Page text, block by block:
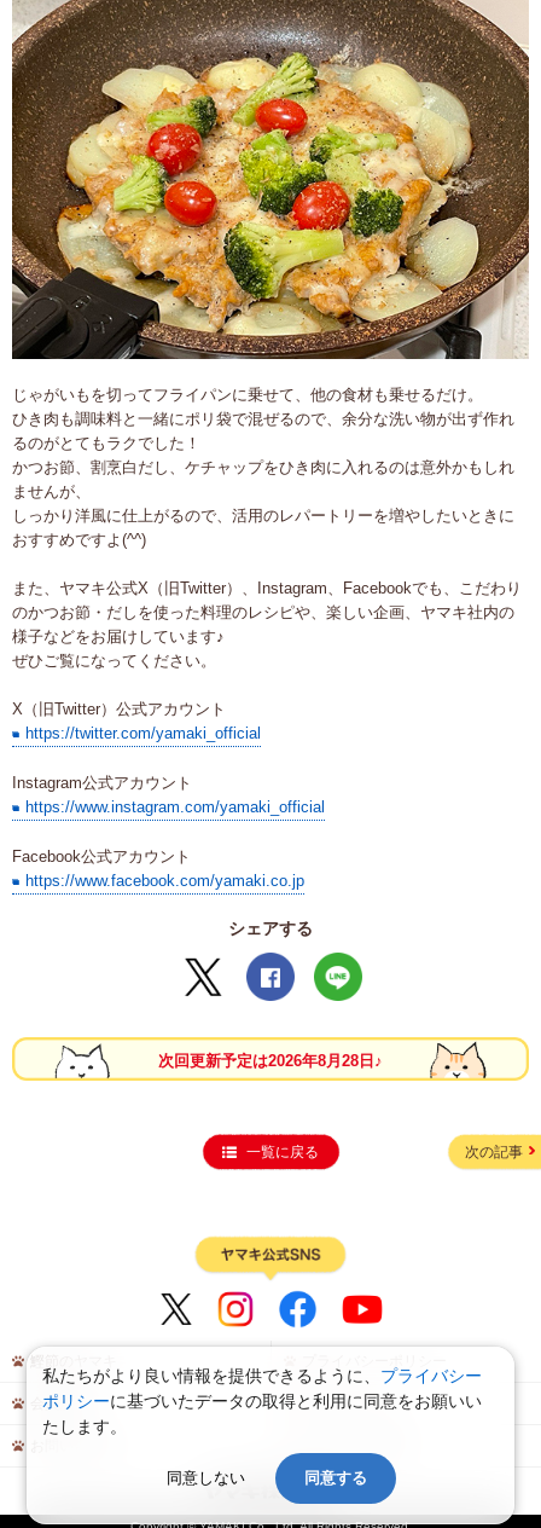
じゃがいもを切ってフライパンに乗せて、他の食材も乗せるだけ。
ひき肉も調味料と一緒にポリ袋で混ぜるので、余分な洗い物が出ず作れ
るのがとてもラクでした！
かつお節、割烹白だし、ケチャップをひき肉に入れるのは意外かもしれ
ませんが、
しっかり洋風に仕上がるので、活用のレパートリーを増やしたいときに
おすすめですよ(^^)
また、ヤマキ公式X（旧Twitter）、Instagram、Facebookでも、こだわり
のかつお節・だしを使った料理のレシピや、楽しい企画、ヤマキ社内の
様⼦などをお届けしています♪
ぜひご覧になってください。
X（旧Twitter）公式アカウント
https://twitter.com/yamaki_official
Instagram公式アカウント
https://www.instagram.com/yamaki_official
Facebook公式アカウント
https://www.facebook.com/yamaki.co.jp
シェアする
次回更新予定は2026年8月28日♪
一覧に戻る 次の記事
会員規約 サイトマップ
私たちがより良い情報を提供できるように、 プライバシー
ポリシーに基づいたデータの取得と利用に同意をお願いい
たします。
同意しない 同意する